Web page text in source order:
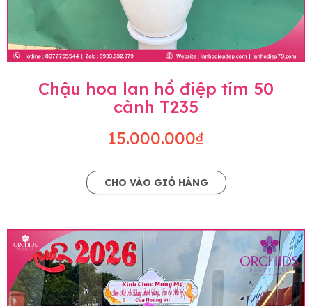
Chậu hoa lan hồ điệp tím 50
cành T235
15.000.000₫
CHO VÀO GIỎ HÀNG